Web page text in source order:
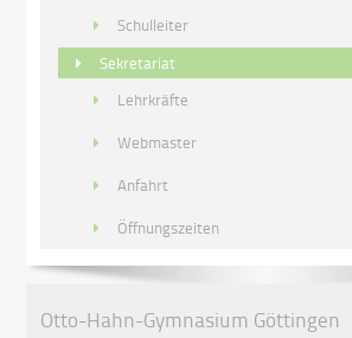
Schulleiter
Sekretariat
Lehrkräfte
Webmaster
Anfahrt
Öffnungszeiten
Otto-Hahn-Gymnasium Göttingen